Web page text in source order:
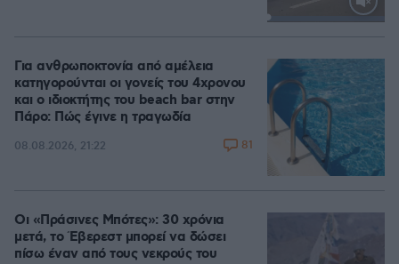
Για ανθρωποκτονία από αμέλεια
κατηγορούνται οι γονείς του 4χρονου
και ο ιδιοκτήτης του beach bar στην
Πάρο: Πώς έγινε η τραγωδία
08.08.2026, 21:22 81
Οι «Πράσινες Μπότες»: 30 χρόνια
μετά, το Έβερεστ μπορεί να δώσει
πίσω έναν από τους νεκρούς του